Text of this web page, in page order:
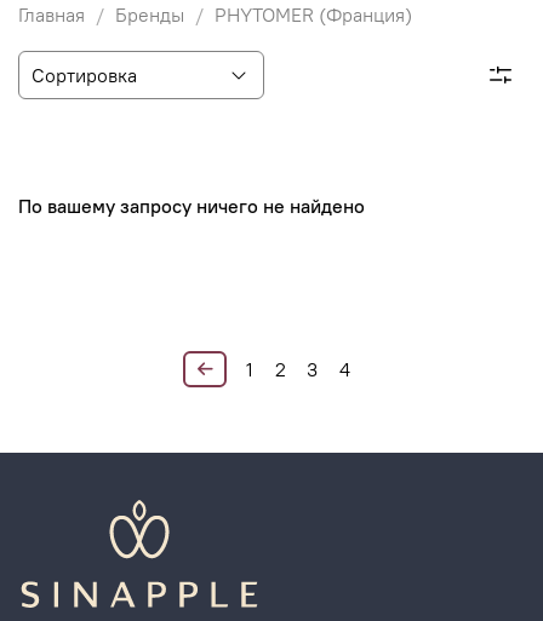
Главная Бренды PHYTOMER (Франция)
По вашему запросу ничего не найдено
1 2 3 4